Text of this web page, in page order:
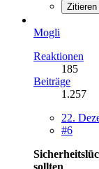
Zitieren
Mogli
Reaktionen
185
Beiträge
1.257
22.
#6
sollten